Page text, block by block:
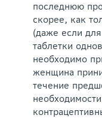
последнюю
скорее, как
(даже если
таблетки
необходимо
женщина
течение